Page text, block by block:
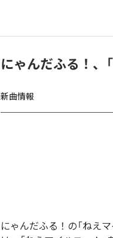
にゃんだふる！、
新曲情報
にゃんだふる！の「ねえ